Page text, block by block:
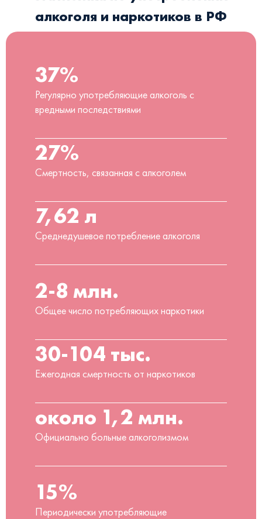
алкоголя и наркотиков в РФ
37%
Регулярно употребляющие алкоголь с
вредными последствиями
27%
Смертность, связанная с алкоголем
7,62 л
Среднедушевое потребление алкоголя
2-8 млн.
Общее число потребляющих наркотики
30-104 тыс.
Ежегодная смертность от наркотиков
около 1,2 млн.
Официально больные алкоголизмом
15%
Периодически употребляющие